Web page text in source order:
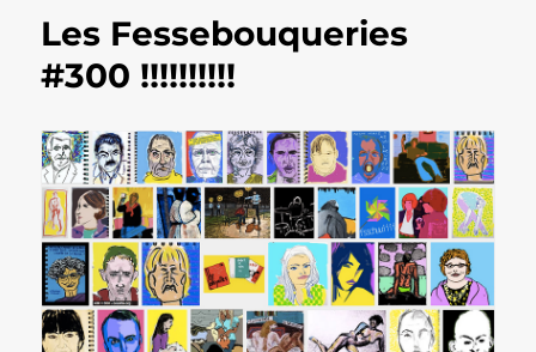
Les Fessebouqueries
#300 !!!!!!!!!!